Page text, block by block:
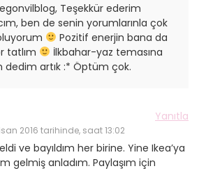
Teşekkür ederim
ben de senin yorumlarınla çok
Pozitif enerjin bana da
tatlım
İlkbahar-yaz temasına
dedim artık :* Öptüm çok.
2016 tarihinde, saat 13:02
Yanıtla
ve bayıldım her birine. Yine Ikea’ya
gelmiş anladım. Paylaşım için